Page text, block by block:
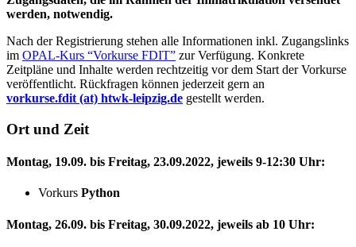
werden, notwendig.
Nach der Registrierung stehen alle Informationen inkl. Zugangslinks
im OPAL-Kurs Vorkurse FDIT
zur Verfügung. Konkrete
Zeitpläne und Inhalte werden rechtzeitig vor dem Start der Vorkurse
veröffentlicht. Rückfragen können jederzeit gern an
vorkurse.fdit (at) htwk-leipzig.de gestellt werden.
Ort und Zeit
Montag, 19.09. bis Freitag, 23.09.2022, jeweils 9-12:30 Uhr:
Vorkurs Python
Montag, 26.09. bis Freitag, 30.09.2022, jeweils ab 10 Uhr: